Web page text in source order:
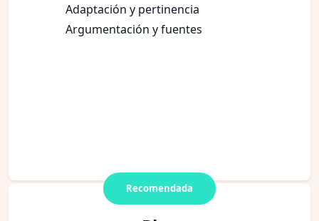
Adaptación y pertinencia
Argumentación y fuentes
Recomendada